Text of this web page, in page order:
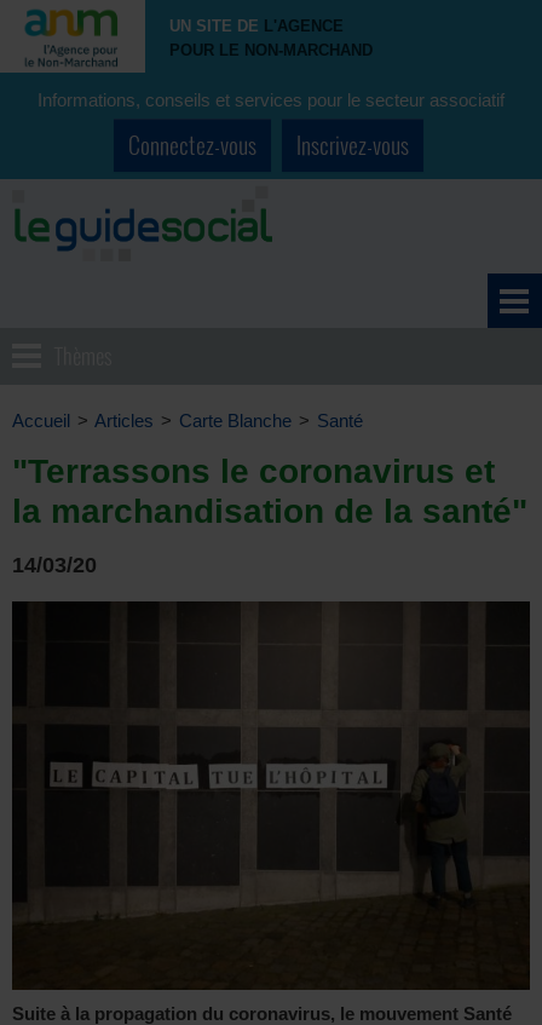
UN SITE DE L'AGENCE
POUR LE NON-MARCHAND
Informations, conseils et services pour le secteur associatif
Connectez-vous Inscrivez-vous
Accueil > Articles > Carte Blanche > Santé
"Terrassons le coronavirus et
la marchandisation de la santé"
14/03/20
Suite à la propagation du coronavirus, le mouvement Santé